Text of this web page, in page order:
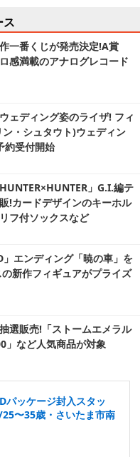
ス
一番くじが発売決定!A賞
感満載のアナログレコード
ェディング姿のライザ! フィ
・シュタウト)ウェディン
約受付開始
」G.I.編テ
!カードデザインのキーホル
フ付ソックスなど
」エンディング「暁の車」を
新作フィギュアがプライズ
選販売!「ストームエメラル
」など人気商品が対象
パッケージ封入スタッ
〜35歳・さいたま市南